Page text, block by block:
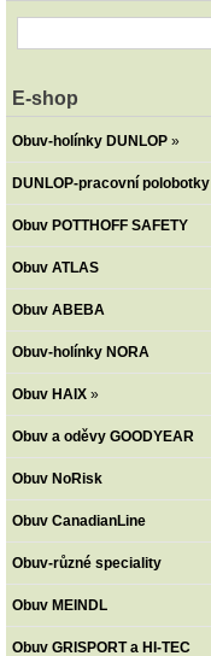
E-shop
Obuv-holínky DUNLOP »
DUNLOP-pracovní polobotky
Obuv POTTHOFF SAFETY
Obuv ATLAS
Obuv ABEBA
Obuv-holínky NORA
Obuv HAIX »
Obuv a oděvy GOODYEAR
Obuv NoRisk
Obuv CanadianLine
Obuv-různé speciality
Obuv MEINDL
Obuv GRISPORT a HI-TEC